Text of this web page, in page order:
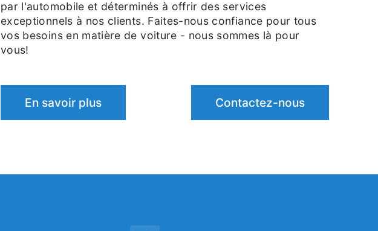
par l'automobile et déterminés à offrir des services
exceptionnels à nos clients. Faites-nous confiance pour tous
vos besoins en matière de voiture - nous sommes là pour
vous!
En savoir plus Contactez-nous